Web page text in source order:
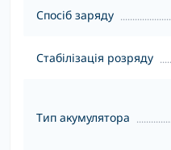
Спосіб заряду
Стабілізація розряду
Тип акумулятора